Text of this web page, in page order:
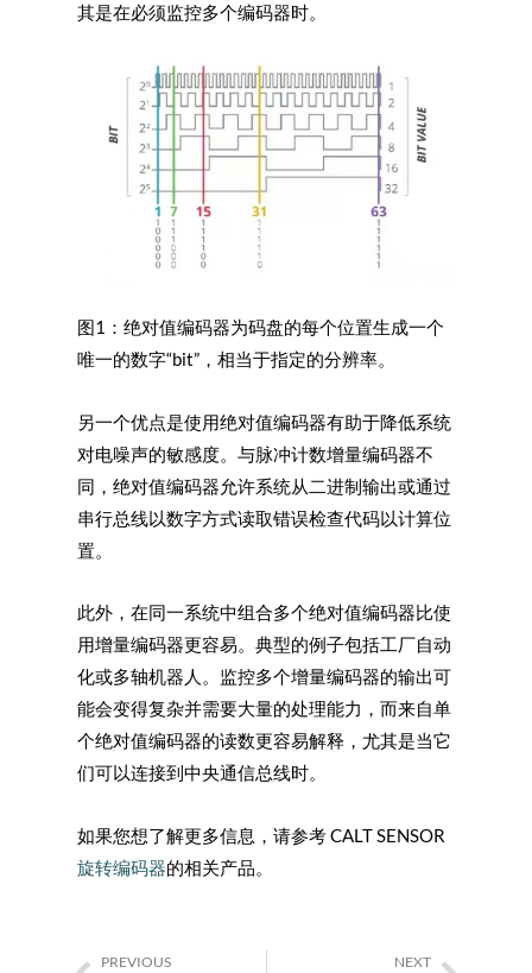
其是在必须监控多个编码器时。
图1：绝对值编码器为码盘的每个位置生成一个
唯一的数字“bit”，相当于指定的分辨率。
另一个优点是使用绝对值编码器有助于降低系统
对电噪声的敏感度。与脉冲计数增量编码器不
同，绝对值编码器允许系统从二进制输出或通过
串行总线以数字方式读取错误检查代码以计算位
置。
此外，在同一系统中组合多个绝对值编码器比使
用增量编码器更容易。典型的例子包括工厂自动
化或多轴机器人。监控多个增量编码器的输出可
能会变得复杂并需要大量的处理能力，而来自单
个绝对值编码器的读数更容易解释，尤其是当它
们可以连接到中央通信总线时。
如果您想了解更多信息，请参考 CALT SENSOR
旋转编码器的相关产品。
PREVIOUS NEXT